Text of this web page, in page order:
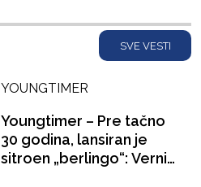
SVE VESTI
YOUNGTIMER
Youngtimer – Pre tačno
30 godina, lansiran je
sitroen „berlingo“: Verni